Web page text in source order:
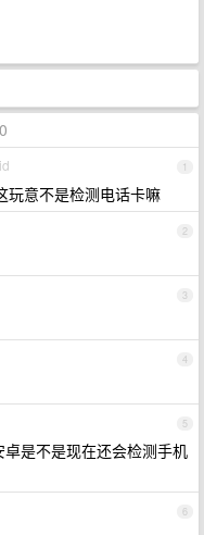
1
玩意不是检测电话卡嘛
2
3
4
5
是不是现在还会检测手机
6